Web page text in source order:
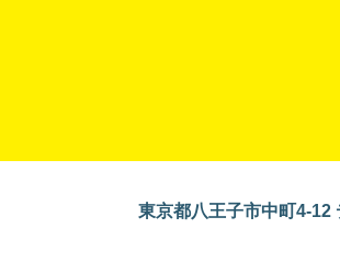
東京都八王子市中町4-12